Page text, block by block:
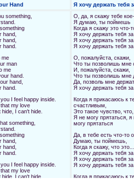
Hand
Я хочу держать тебя
something,
hand,
hand,
hand.
me
man
me
hand.
hand,
hand.
I feel happy inside.
my love
I can't hide.
something,
hand,
hand,
hand.
I feel happy inside.
my love
I can't hide.
О, да, я скажу тебе
Я думаю, ты поймешь
Когда я скажу это что-
Я хочу держать тебя за
Я хочу держать тебя за
Я хочу держать тебя за
О, пожалуйста, скажи,
Что ты позволишь мне
И, пожалуйста, скажи,
Что ты позволишь мне
Да, позволь мне
Я хочу держать тебя за
Когда я прикасаюсь к
счастливым,
Это такое чувство,
Я не могу прятаться, я
могу прятаться
Да, в тебе есть что-то
Думаю, ты поймешь,
Когда я скажу, что это...
Я хочу держать тебя за
Я хочу держать тебя за
Я хочу держать тебя за
Когда я прикасаюсь к